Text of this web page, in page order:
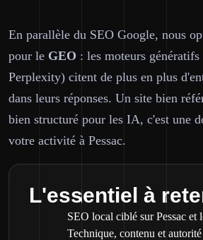
En parallèle du SEO Google, nous
pour le GEO : les moteurs
Perplexity) citent de plus en plus
dans leurs réponses. Un site bien
bien structuré pour les IA, c'est une
votre activité à Pessac.
L'essentiel à
SEO local ciblé sur Pessac et
Technique, contenu et